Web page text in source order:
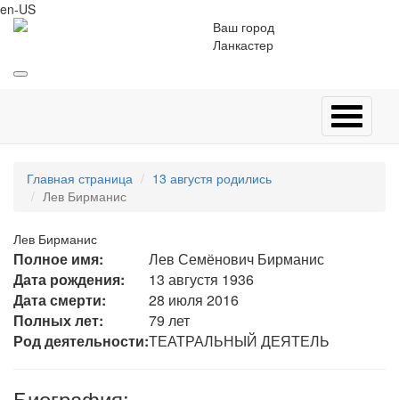
en-US
Ваш город
Ланкастер
Главная страница
13 августя родились
Лев Бирманис
Лев Бирманис
Полное имя:
Лев Семёнович Бирманис
Дата рождения:
13 августя 1936
Дата смерти:
28 июля 2016
Полных лет:
79 лет
Род деятельности:ТЕАТРАЛЬНЫЙ ДЕЯТЕЛЬ